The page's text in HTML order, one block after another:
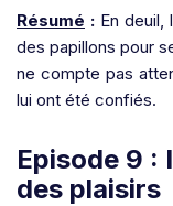
Résumé : En deuil,
des papillons pour
ne compte pas
lui ont été confiés.
Episode 9
des plaisirs